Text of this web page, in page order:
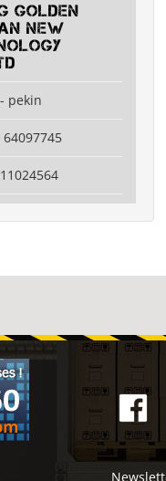
Golden
New
pekin